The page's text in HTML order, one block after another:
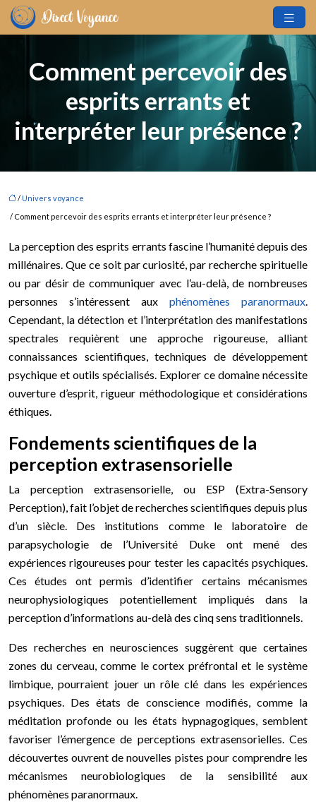
Comment percevoir des
esprits errants et
interpréter leur présence ?
/ Univers voyance
/ Comment percevoir des esprits errants et interpréter leur présence ?
La perception des esprits errants fascine l’humanité depuis des
millénaires. Que ce soit par curiosité, par recherche spirituelle
ou par désir de communiquer avec l’au-delà, de nombreuses
personnes s’intéressent aux phénomènes paranormaux.
Cependant, la détection et l’interprétation des manifestations
spectrales requièrent une approche rigoureuse, alliant
connaissances scientifiques, techniques de développement
psychique et outils spécialisés. Explorer ce domaine nécessite
ouverture d’esprit, rigueur méthodologique et considérations
éthiques.
Fondements scientifiques de la
perception extrasensorielle
La perception extrasensorielle, ou ESP (Extra-Sensory
Perception), fait l’objet de recherches scientifiques depuis plus
d’un siècle. Des institutions comme le laboratoire de
parapsychologie de l’Université Duke ont mené des
expériences rigoureuses pour tester les capacités psychiques.
Ces études ont permis d’identifier certains mécanismes
neurophysiologiques potentiellement impliqués dans la
perception d’informations au-delà des cinq sens traditionnels.
Des recherches en neurosciences suggèrent que certaines
zones du cerveau, comme le cortex préfrontal et le système
limbique, pourraient jouer un rôle clé dans les expériences
psychiques. Des états de conscience modifiés, comme la
méditation profonde ou les états hypnagogiques, semblent
favoriser l’émergence de perceptions extrasensorielles. Ces
découvertes ouvrent de nouvelles pistes pour comprendre les
mécanismes neurobiologiques de la sensibilité aux
phénomènes paranormaux.